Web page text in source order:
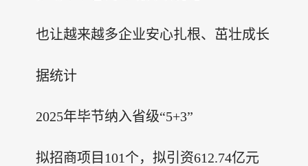
也让越来越多企业安心扎根、茁壮成长
据统计
2025年毕节纳入省级“5+3”
拟招商项目101个，拟引资612.74亿元